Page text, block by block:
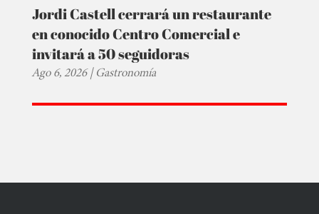
Jordi Castell cerrará un restaurante
en conocido Centro Comercial e
invitará a 50 seguidoras
Ago 6, 2026|Gastronomía